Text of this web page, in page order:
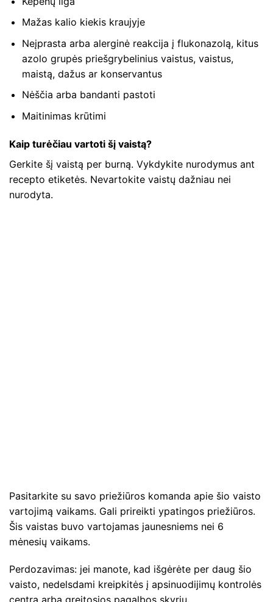
Mažas kalio kiekis kraujyje
Neįprasta arba alerginė reakcija į flukonazolą, kitus
azolo grupės priešgrybelinius vaistus, vaistus,
maistą, dažus ar konservantus
Nėščia arba bandanti pastoti
Maitinimas krūtimi
Kaip turėčiau vartoti šį vaistą?
Gerkite šį vaistą per burną. Vykdykite nurodymus ant
recepto etiketės. Nevartokite vaistų dažniau nei
nurodyta.
Pasitarkite su savo priežiūros komanda apie šio vaisto
vartojimą vaikams. Gali prireikti ypatingos priežiūros.
Šis vaistas buvo vartojamas jaunesniems nei 6
mėnesių vaikams.
Perdozavimas: jei manote, kad išgėrėte per daug šio
vaisto, nedelsdami kreipkitės į apsinuodijimų kontrolės